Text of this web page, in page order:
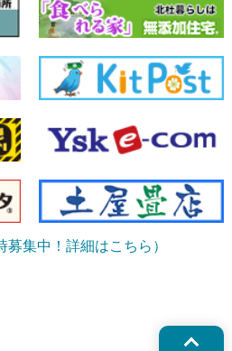
募集中！詳細はこちら）